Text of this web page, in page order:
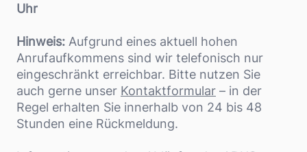
Uhr
Hinweis: Aufgrund eines aktuell hohen
Anrufaufkommens sind wir telefonisch nur
eingeschränkt erreichbar. Bitte nutzen Sie
auch gerne unser Kontaktformular – in der
Regel erhalten Sie innerhalb von 24 bis 48
Stunden eine Rückmeldung.